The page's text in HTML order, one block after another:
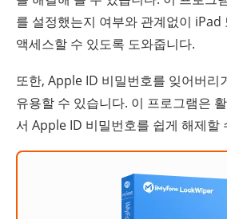
를 설정했는지 여부와 관계없이
액세스할 수 있도록 도와줍니다.
또한, Apple ID 비밀번호를 잊어버리
유용할 수 있습니다. 이 프로그램은
서 Apple ID 비밀번호를 쉽게 해제할